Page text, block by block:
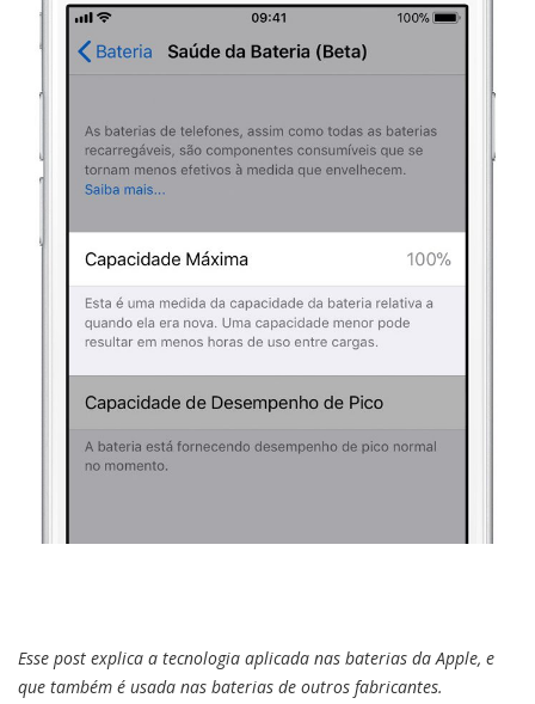
Esse post explica a tecnologia aplicada nas baterias da Apple, e
que também é usada nas baterias de outros fabricantes.